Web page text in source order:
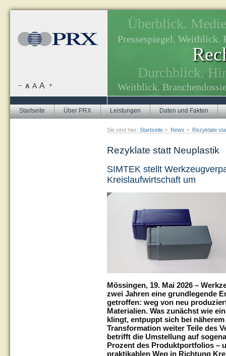
Startseite Über PRX Leistungen Daten und Fakten
Sie sind hier: Startseite > News > Rezyklate
Rezyklate statt Neuplastik
SIMTEK stellt
Kreislaufwirtschaft um
Mössingen, 19. Mai 2026 –
zwei Jahren eine grundlegende
getroffen: weg von neu
Materialien. Was zunächst wie
klingt, entpuppt sich bei
Transformation weiter Teile des
betrifft die Umstellung auf
Prozent des Produktportfolios –
praktikablen Weg in Richtung
Überblick.
Pressespiegel. Weitblick.
Durchblick.
Weitblick.
– A A A +